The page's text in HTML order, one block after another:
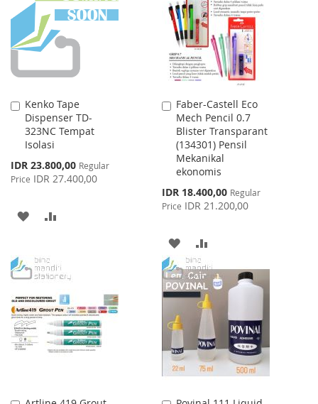
LIST
LIST
Kenko Tape
Dispenser TD-
323NC Tempat
Isolasi
Special
Price
IDR 23.800,00 Regular
Price IDR 27.400,00
Add
to
Cart
ADD
WISHCOMPARE
Faber-Castell Eco
Mech Pencil 0.7
Blister Transparant
(134301) Pensil
Mekanikal
ekonomis
Special
Price
IDR 18.400,00 Regular
Price IDR 21.200,00
Add
to
Cart
ADD
TO
WISH
LIST
TO
COMPARE